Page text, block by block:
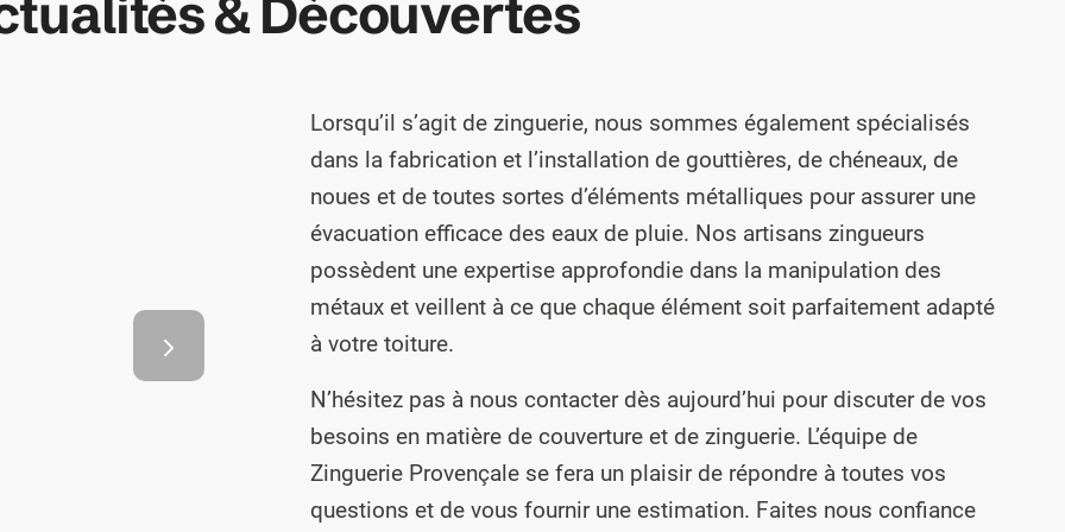
& Découvertes
Lorsqu’il s’agit de zinguerie, nous sommes également spécialisés
dans la fabrication et l’installation de gouttières, de chéneaux, de
noues et de toutes sortes d’éléments métalliques pour assurer une
évacuation efficace des eaux de pluie. Nos artisans zingueurs
possèdent une expertise approfondie dans la manipulation des
métaux et veillent à ce que chaque élément soit parfaitement adapté
à votre toiture.
N’hésitez pas à nous contacter dès aujourd’hui pour discuter de vos
besoins en matière de couverture et de zinguerie. L’équipe de
Zinguerie Provençale se fera un plaisir de répondre à toutes vos
questions et de vous fournir une estimation. Faites nous confiance